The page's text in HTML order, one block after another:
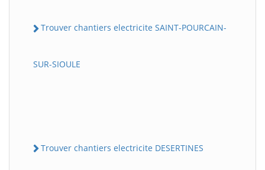
Trouver chantiers electricite SAINT-POURCAIN-
SUR-SIOULE
Trouver chantiers electricite DESERTINES